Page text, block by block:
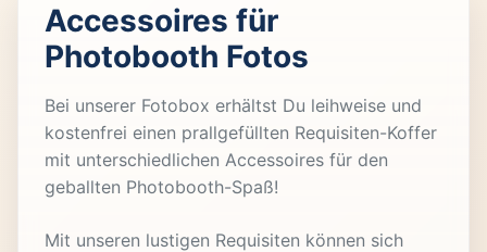
Accessoires für
Photobooth Fotos
Bei unserer Fotobox erhältst Du leihweise und
kostenfrei einen prallgefüllten Requisiten-Koffer
mit unterschiedlichen Accessoires für den
geballten Photobooth-Spaß!
Mit unseren lustigen Requisiten können sich